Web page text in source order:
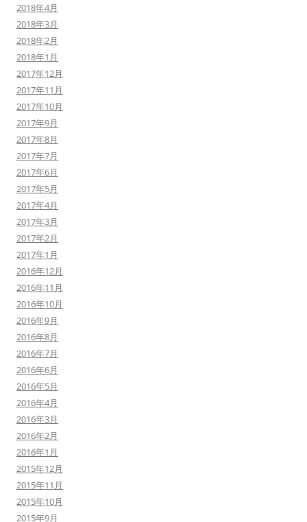
2018年4月
2018年3月
2018年2月
2018年1月
2017年12月
2017年11月
2017年10月
2017年9月
2017年8月
2017年7月
2017年6月
2017年5月
2017年4月
2017年3月
2017年2月
2017年1月
2016年12月
2016年11月
2016年10月
2016年9月
2016年8月
2016年7月
2016年6月
2016年5月
2016年4月
2016年3月
2016年2月
2016年1月
2015年12月
2015年11月
2015年10月
2015年9月